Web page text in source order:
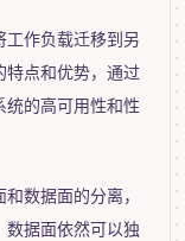
作负载迁移到另
点和优势，通过
的高可用性和性
数据面的分离，
据面依然可以独